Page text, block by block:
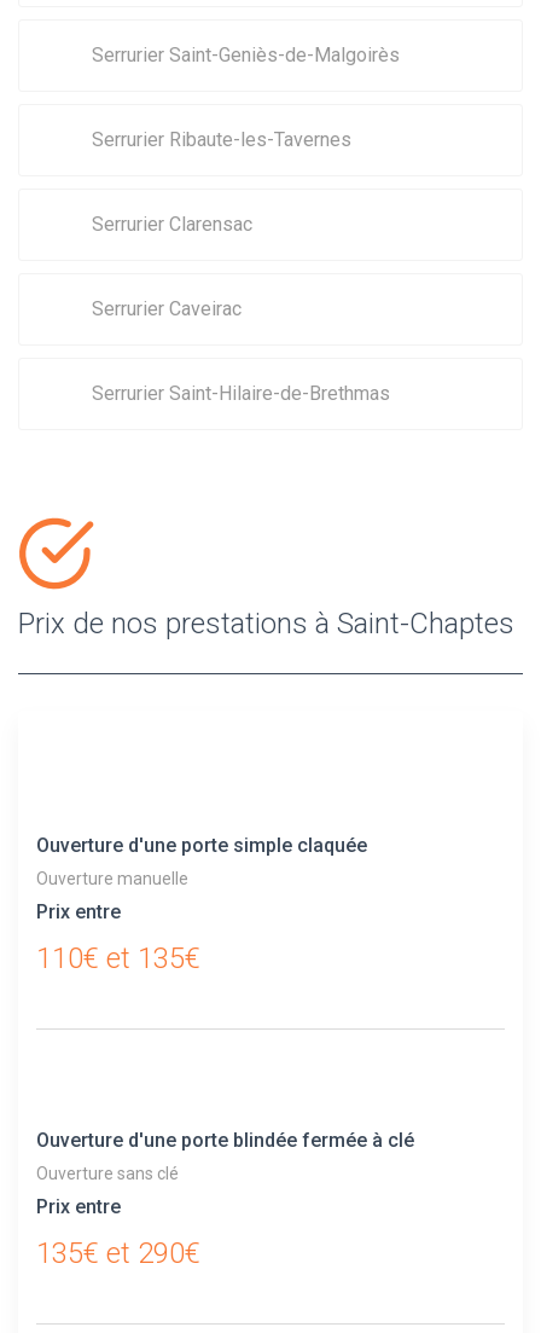
Serrurier Saint-Geniès-de-Malgoirès
Serrurier Ribaute-les-Tavernes
Serrurier Clarensac
Serrurier Caveirac
Serrurier Saint-Hilaire-de-Brethmas
Prix de nos prestations à Saint-Chaptes
Ouverture d'une porte simple claquée
Ouverture manuelle
Prix entre
110€ et 135€
Ouverture d'une porte blindée fermée à clé
Ouverture sans clé
Prix entre
135€ et 290€